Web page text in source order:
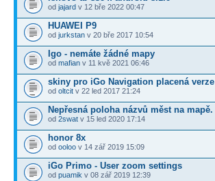
od jajard v 12 bře 2022 00:47
HUAWEI P9
od jurkstan v 20 bře 2017 10:54
Igo - nemáte žádné mapy
od mafian v 11 kvě 2021 06:46
skiny pro iGo Navigation placená verze
od oltcit v 22 led 2017 21:24
Nepřesná poloha názvů měst na mapě.
od 2swat v 15 led 2020 17:14
honor 8x
od ooloo v 14 zář 2019 15:09
iGo Primo - User zoom settings
od puamik v 08 zář 2019 12:39